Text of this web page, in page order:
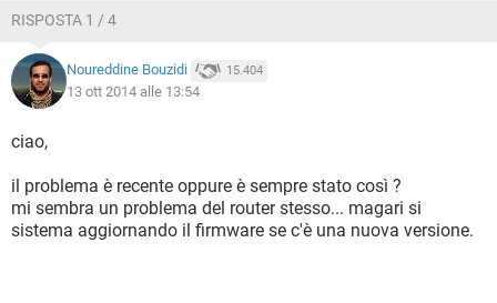
RISPOSTA 1 / 4
Noureddine Bouzidi 15.404
13 ott 2014 alle 13:54
ciao,
il problema è recente oppure è sempre stato così ?
mi sembra un problema del router stesso... magari si
sistema aggiornando il firmware se c'è una nuova versione.